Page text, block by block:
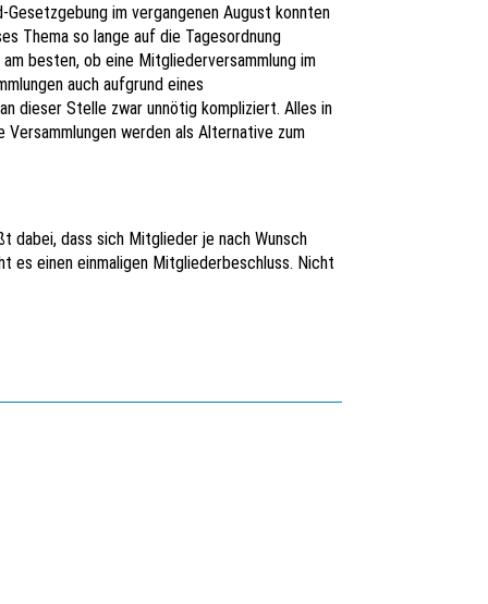
im vergangenen August konnten
Thema so lange auf die Tagesordnung
besten, ob eine Mitgliederversammlung im
auch aufgrund eines
dieser Stelle zwar unnötig kompliziert. Alles in
werden als Alternative zum
dabei, dass sich Mitglieder je nach Wunsch
es einen einmaligen Mitgliederbeschluss. Nicht